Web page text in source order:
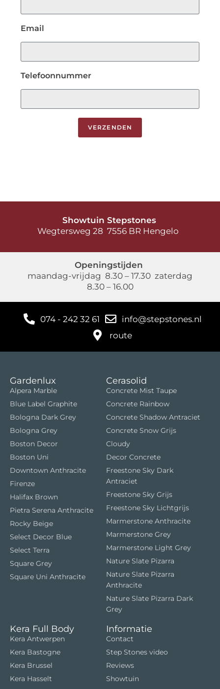
Email
Telefoonnummer
VERZENDEN
Showtuin Stepstones
Wegtersweg 28 7556 BR Hengelo
Openingstijden
maandag-vrijdag 8.30 – 17.30 zaterdag
8.30 – 16.00
074 - 242 32 61
info@stepstones.nl
route
Gardenlux
Alpera Marble
Blue Label Graphite
Bologna Dark Grey
Bologna Grey
Boston Decor
Boston Uni
Downtown Anthracite
Firenze
Halifax Brown
Pietra Serena Anthracite
Rocky Beige
Select Decor Blue
Select Terra
Square Grey
Square Uni Anthracite
Cerasolid
Concrete Mist Taupe
Concrete Rainbow
Concrete Shadow Antraciet
Concrete Snow Grijs
Cloudy
Decor Concrete
Freestone Sky Dark
Antraciet
Freestone Sky Grijs
Freestone Sky Lichtgrijs
Marmerstone Anthracite
Marmerstone Grey
Marmerstone Light Grey
Nature Slate Pizarra
Nature Slate Pizarra
Anthracite
Nature Slate Pizarra Dark
Grey
Kera Full Body
Kera Antwerpen
Kera Bastogne
Kera Brussel
Kera Hasselt
Informatie
Contact
Step Stones video
Reviews
Showtuin